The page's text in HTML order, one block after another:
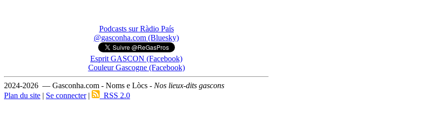
Podcasts sur Ràdio País
@gasconha.com (Bluesky)
Esprit GASCON (Facebook)
Couleur Gascogne (Facebook)
2024-2026 — Gasconha.com - Noms e Lòcs - Nos lieux-dits gascons
Plan du site | Se connecter| RSS 2.0